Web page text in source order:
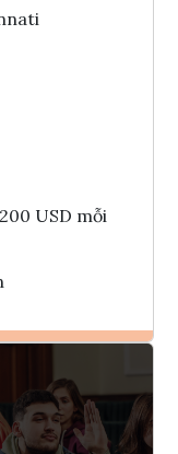
USD mỗi